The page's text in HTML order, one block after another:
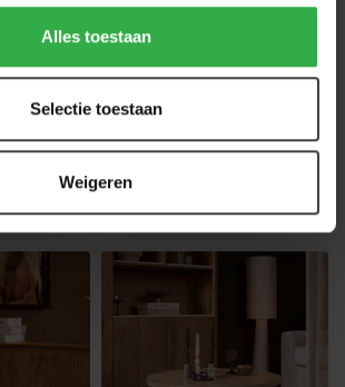
Alles toestaan
Selectie toestaan
Weigeren
York |
| Set of
set van
Salontafel Solana Bruin
Mangohout 50 cm
De Salontafel Solana 50 cm
van Starfurn is een
compacte en stijlvolle tafel
219,00